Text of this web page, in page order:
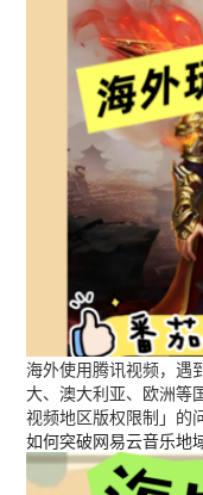
海外使用腾讯视频，遇
大、澳大利亚、欧洲等
视频地区版权限制」的
如何突破网易云音乐地